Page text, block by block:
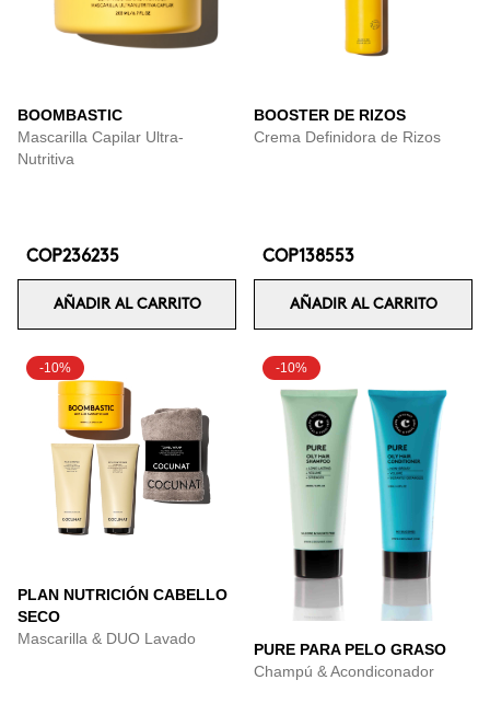
BOOMBASTIC
Mascarilla Capilar Ultra-
Nutritiva
COP236235
AÑADIR AL CARRITO
BOOSTER DE RIZOS
Crema Definidora de Rizos
COP138553
AÑADIR AL CARRITO
-10%
PLAN NUTRICIÓN CABELLO
SECO
Mascarilla & DUO Lavado
-10%
PURE PARA PELO GRASO
Champú & Acondiconador